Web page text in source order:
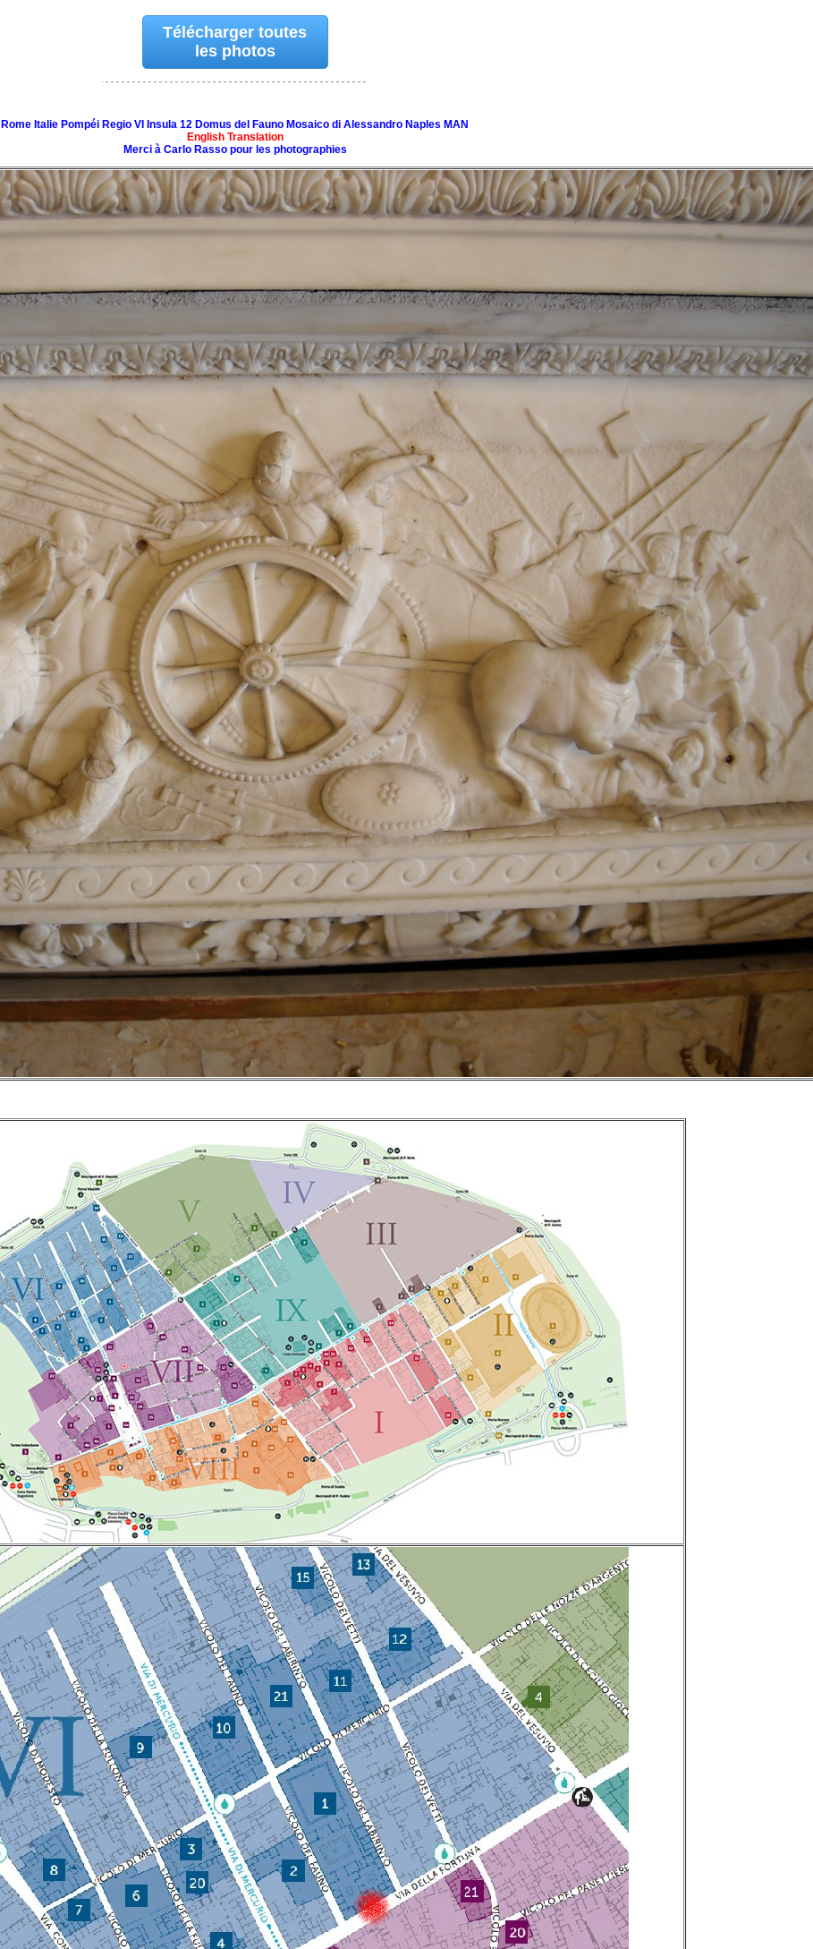
Télécharger toutes
les photos
Rome Italie Pompéi Regio VI Insula 12 Domus del Fauno Mosaico di Alessandro Naples MAN
English Translation
Merci à Carlo Rasso pour les photographies